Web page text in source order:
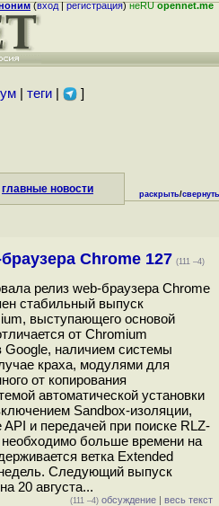
(вход|регистрация)неRUopennet.me
| теги| ]
главные новости раскрыть/свернуть
Chrome 127 (111 –4)
релиз web-браузера Chrome
стабильный выпуск
выступающего основой
от Chromium
Google, наличием системы
краха, модулями для
от копирования
автоматической установки
Sandbox-изоляции,
и передачей при поиске RLZ-
больше времени на
ветка Extended
Следующий выпуск
20 августа...
(111 –4) обсуждение | весь текст